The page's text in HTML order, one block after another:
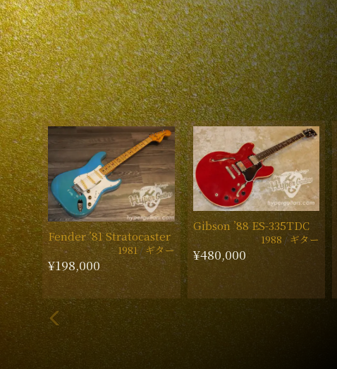
Fender ’81 Stratocaster
1981 ギター
¥198,000
Gibson ’88 ES-335TDC
1988 ギター
¥480,000